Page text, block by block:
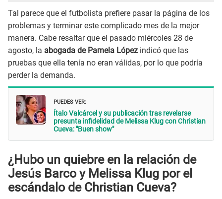
Tal parece que el futbolista prefiere pasar la página de los
problemas y terminar este complicado mes de la mejor
manera. Cabe resaltar que el pasado miércoles 28 de
agosto, la abogada de Pamela López indicó que las
pruebas que ella tenía no eran válidas, por lo que podría
perder la demanda.
PUEDES VER:
Ítalo Valcárcel y su publicación tras revelarse
presunta infidelidad de Melissa Klug con Christian
Cueva: "Buen show"
¿Hubo un quiebre en la relación de
Jesús Barco y Melissa Klug por el
escándalo de Christian Cueva?